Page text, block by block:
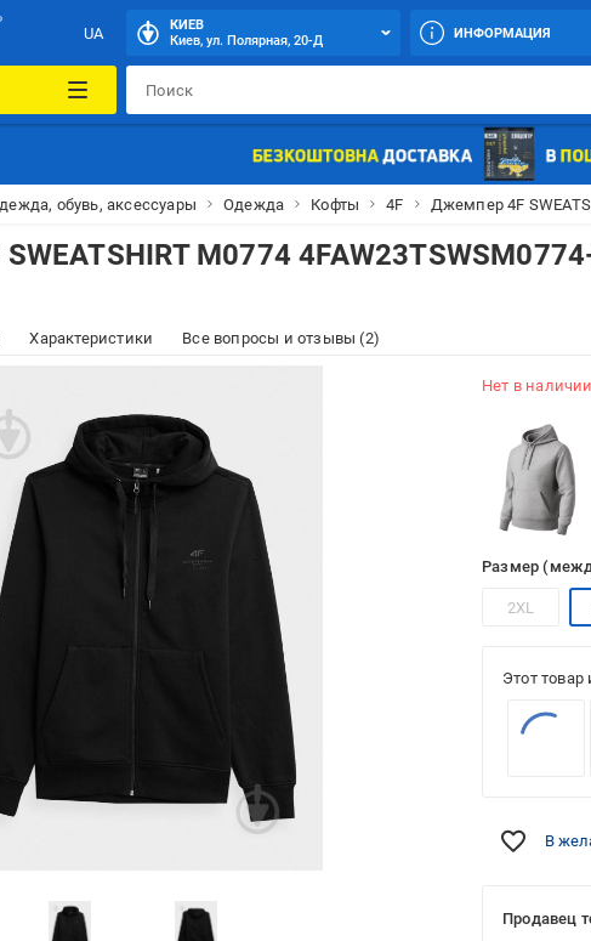
UA
КИЕВ
Киев, ул. Полярная, 20-Д
ИНФОРМАЦИЯ
обувь, аксессуары Одежда Кофты 4F Джемпер 4F
M0774
Характеристики Все вопросы и отзывы (2)
Нет в наличии
Размер
2XL
Этот
В
Продавец